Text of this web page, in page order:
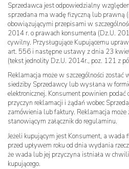
Sprzedawca jest odpowiedzialny
sprzedana ma wadę fizyczną lub prawną
obowiązującymi przepisami w
2014 r. o prawach konsumenta (Dz.U.
cywilny. Przysługujące Kupującemu
art. 556 i następne ustawy z dnia 23
(tekst jednolity Dz.U. 2014r., poz. 121 z
Reklamacja może w szczególności zostać
siedziby Sprzedawcy lub wysłana w
elektronicznej. Konsument powinien
przyczyn reklamacji i żądań wobec
zamówienia lub faktury. Reklamacja może
stanowiącym załącznik do regulaminu.
Jeżeli kupującym jest Konsument, a wada
przed upływem roku od dnia wydania
że wada lub jej przyczyna istniała w
kupującego.